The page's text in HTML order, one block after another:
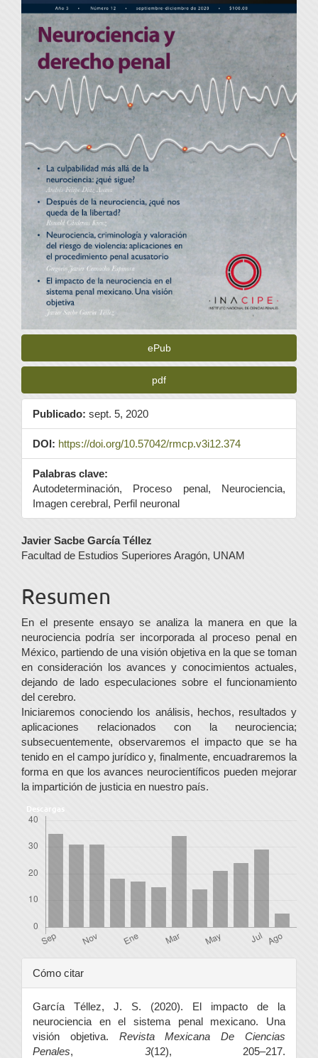
ePub
pdf
Publicado: sept. 5, 2020
DOI: https://doi.org/10.57042/rmcp.v3i12.374
Palabras clave:
Autodeterminación, Proceso penal, Neurociencia,
Imagen cerebral, Perfil neuronal
Contenido
principal
del
artículo
Javier Sacbe García Téllez
Facultad de Estudios Superiores Aragón, UNAM
Resumen
En el presente ensayo se analiza la manera en que la
neurociencia podría ser incorporada al proceso penal en
México, partiendo de una visión objetiva en la que se toman
en consideración los avances y conocimientos actuales,
dejando de lado especulaciones sobre el funcionamiento
del cerebro.
Iniciaremos conociendo los análisis, hechos, resultados y
aplicaciones relacionados con la neurociencia;
subsecuentemente, observaremos el impacto que se ha
tenido en el campo jurídico y, finalmente, encuadraremos la
forma en que los avances neurocientíficos pueden mejorar
la impartición de justicia en nuestro país.
Descargas
Detalles
del
artículo
Cómo citar
García Téllez, J. S. (2020). El impacto de la
neurociencia en el sistema penal mexicano. Una
visión objetiva. Revista Mexicana De Ciencias
Penales, 3(12), 205–217.